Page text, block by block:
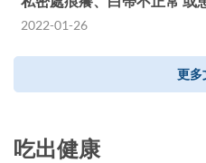
2022-01-26
更多
吃出健康